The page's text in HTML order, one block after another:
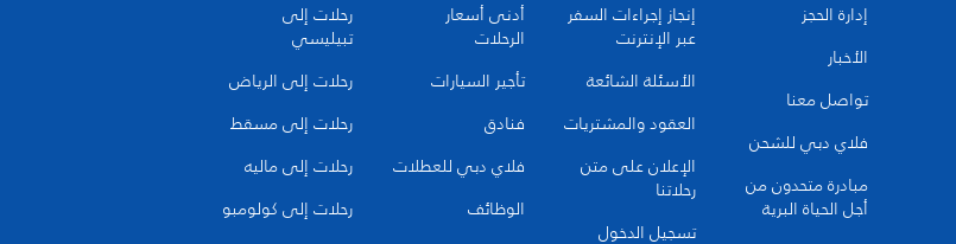
إدارة الحجز
الأخبار
تواصل معنا
فلاي دبي للشحن
مبادرة متحدون من
أجل الحياة البرية
إنجاز إجراءات السفر
عبر الإنترنت
الأسئلة الشائعة
العقود والمشتريات
الإعلان على متن
رحلاتنا
تسجيل الدخول
أدنى أسعار
الرحلات
تأجير السيارات
فنادق
فلاي دبي للعطلات
الوظائف
رحلات إلى
تبيليسي
رحلات إلى الرياض
رحلات إلى مسقط
رحلات إلى ماليه
رحلات إلى كولومبو